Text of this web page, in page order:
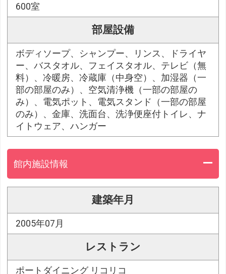
600室
部屋設備
ボディソープ、シャンプー、リンス、ドライヤ
ー、バスタオル、フェイスタオル、テレビ（無
料）、冷暖房、冷蔵庫（中身空）、加湿器（一
部の部屋のみ）、空気清浄機（一部の部屋の
み）、電気ポット、電気スタンド（一部の部屋
のみ）、金庫、洗面台、洗浄便座付トイレ、ナ
イトウェア、ハンガー
館内施設情報
建築年月
2005年07月
レストラン
ポートダイニング リコリコ